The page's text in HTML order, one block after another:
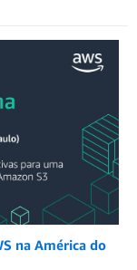
na América do